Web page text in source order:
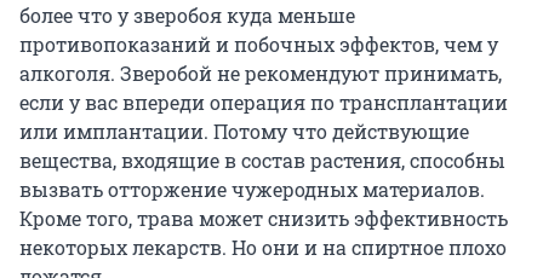
более что у зверобоя куда меньше
противопоказаний и побочных эффектов, чем у
алкоголя. Зверобой не рекомендуют принимать,
если у вас впереди операция по трансплантации
или имплантации. Потому что действующие
вещества, входящие в состав растения, способны
вызвать отторжение чужеродных материалов.
Кроме того, трава может снизить эффективность
некоторых лекарств. Но они и на спиртное плохо